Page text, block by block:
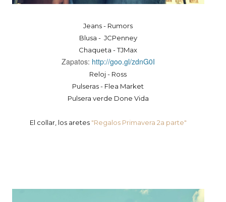
Jeans - Rumors
Blusa - JCPenney
Chaqueta - TJMax
Zapatos: http://goo.gl/zdnG0I
Reloj - Ross
Pulseras - Flea Market
Pulsera verde Done Vida
El collar, los aretes "Regalos Primavera 2a parte"